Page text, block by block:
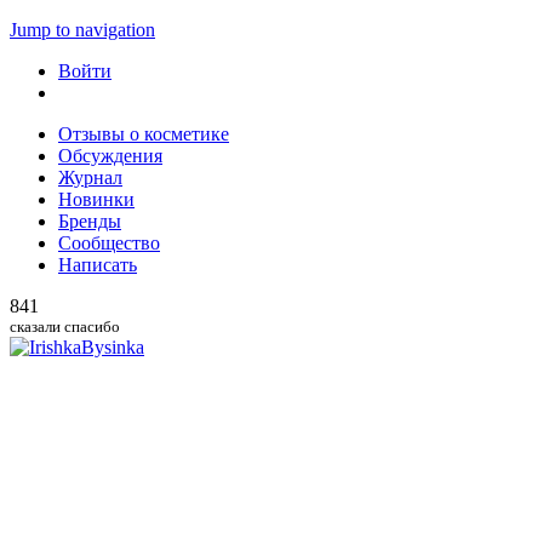
Jump to navigation
Войти
Отзывы о косметике
Обсуждения
Журнал
Новинки
Бренды
Сообщество
Написать
841
сказали спасибо